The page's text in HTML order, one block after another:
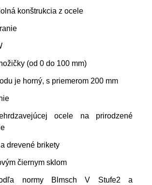
konštrukcia z ocele
(od 0 do 100 mm)
je horný, s priemerom 200 mm
ocele na prirodzené
drevené brikety
čiernym sklom
normy Blmsch V Stufe2 a